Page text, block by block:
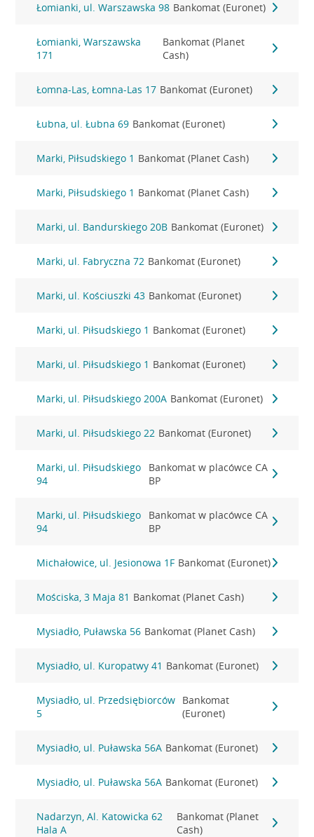
Łomianki, ul. Warszawska 98 Bankomat (Euronet)
Łomianki, Warszawska
171
Bankomat (Planet
Cash)
Łomna-Las, Łomna-Las 17 Bankomat (Euronet)
Łubna, ul. Łubna 69 Bankomat (Euronet)
Marki, Piłsudskiego 1 Bankomat (Planet Cash)
Marki, Piłsudskiego 1 Bankomat (Planet Cash)
Marki, ul. Bandurskiego 20B Bankomat (Euronet)
Marki, ul. Fabryczna 72 Bankomat (Euronet)
Marki, ul. Kościuszki 43 Bankomat (Euronet)
Marki, ul. Piłsudskiego 1 Bankomat (Euronet)
Marki, ul. Piłsudskiego 1 Bankomat (Euronet)
Marki, ul. Piłsudskiego 200A Bankomat (Euronet)
Marki, ul. Piłsudskiego 22 Bankomat (Euronet)
Marki, ul. Piłsudskiego
94
Bankomat w placówce CA
BP
Marki, ul. Piłsudskiego
94
Bankomat w placówce CA
BP
Michałowice, ul. Jesionowa 1F Bankomat (Euronet)
Mościska, 3 Maja 81 Bankomat (Planet Cash)
Mysiadło, Puławska 56 Bankomat (Planet Cash)
Mysiadło, ul. Kuropatwy 41 Bankomat (Euronet)
Mysiadło, ul. Przedsiębiorców
5
Bankomat
(Euronet)
Mysiadło, ul. Puławska 56A Bankomat (Euronet)
Mysiadło, ul. Puławska 56A Bankomat (Euronet)
Nadarzyn, Al. Katowicka 62
Hala A
Bankomat (Planet
Cash)